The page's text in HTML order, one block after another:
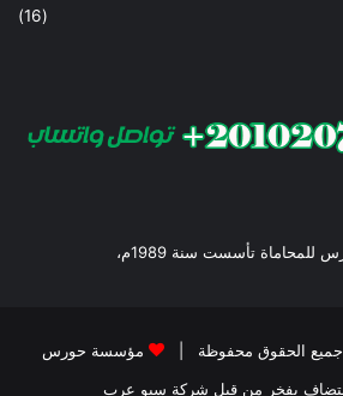
(16)
تأسست سنة 1989م،
مؤسسة حورس
بفخر من قبل شركة سيو عرب